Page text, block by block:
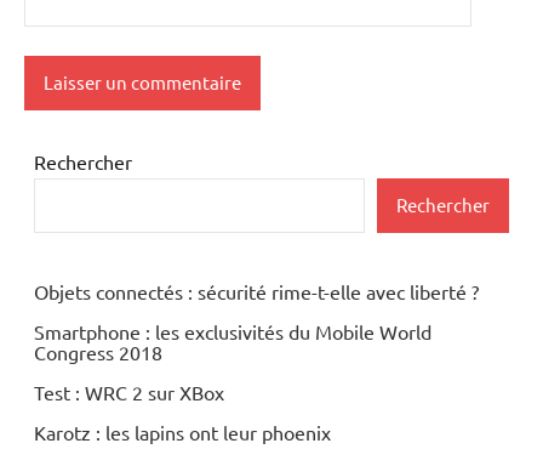
Rechercher
Rechercher
Objets connectés : sécurité rime-t-elle avec liberté ?
Smartphone : les exclusivités du Mobile World
Congress 2018
Test : WRC 2 sur XBox
Karotz : les lapins ont leur phoenix